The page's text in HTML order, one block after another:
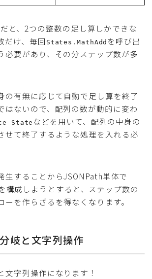
だと、2つの整数の足し算しかできな
だけ、毎回 States.MathAdd を呼び出
必要があり、その分ステップ数が多
の有無に応じて自動で足し算を終了
はないので、配列の数が動的に変わ
State などを用いて、配列の中身の
せて終了するような処理を入れる必
生することからJSONPath単体で
成しようとすると、ステップ数の
ーを作らざるを得なくなります。
岐と文字列操作
文字列操作になります！